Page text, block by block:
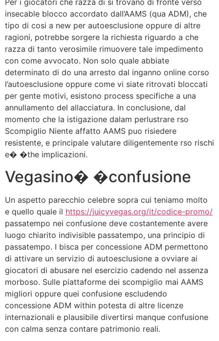
Per i giocatori che razza di si trovano di fronte verso
insecable blocco accordato dall’AAMS (qua ADM), che
tipo di cosi a new per autoesclusione oppure di altre
ragioni, potrebbe sorgere la richiesta riguardo a che
razza di tanto verosimile rimuovere tale impedimento
con come avvocato. Non solo quale abbiate
determinato di do una arresto dal inganno online corso
l’autoesclusione oppure come vi siate ritrovati bloccati
per gente motivi, esistono process specifiche a una
annullamento del allacciatura. In conclusione, dal
momento che la istigazione dalam perlustrare rso
Scompiglio Niente affatto AAMS puo risiedere
resistente, e principale valutare diligentemente rso rischi
e� �the implicazioni.
Vegasino� �confusione
Un aspetto parecchio celebre sopra cui teniamo molto
e quello quale il https://juicyvegas.org/it/codice-promo/
passatempo nei confusione deve costantemente avere
luogo chiarito indivisible passatempo, una principio di
passatempo. I bisca per concessione ADM permettono
di attivare un servizio di autoesclusione a ovviare ai
giocatori di abusare nel esercizio cadendo nel assenza
morboso. Sulle piattaforme dei scompiglio mai AAMS
migliori oppure quei confusione escludendo
concessione ADM within potesta di altre licenze
internazionali e plausibile divertirsi manque confusione
con calma senza contare patrimonio reali.